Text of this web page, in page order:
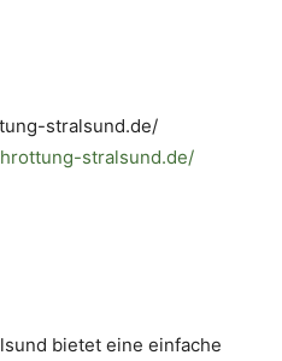
stralsund.de/
stralsund.de/
bietet eine einfache